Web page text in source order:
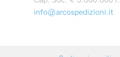
info@arcospedizioni.it